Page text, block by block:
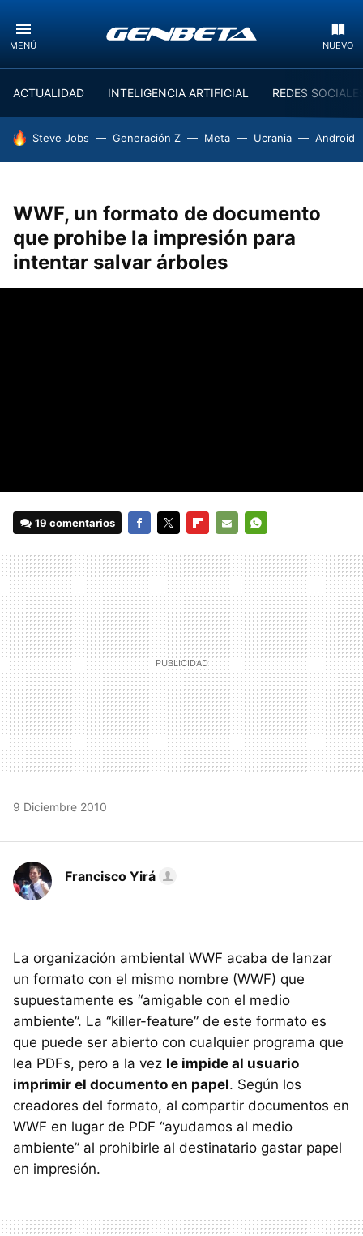
MENÚ NUEVO
ACTUALIDAD INTELIGENCIA ARTIFICIAL REDES
HOY SE HABLA DE
Steve Jobs Generación Z Meta Ucrania Android
WWF, un formato de documento
que prohibe la impresión para
intentar salvar árboles
19 comentarios
MAIL
9 Diciembre 2010
Francisco Yirá
La organización ambiental WWF acaba de lanzar
un formato con el mismo nombre (WWF) que
supuestamente es “amigable con el medio
ambiente”. La “killer-feature” de este formato es
que puede ser abierto con cualquier programa que
lea PDFs, pero a la vez le impide al usuario
imprimir el documento en papel. Según los
creadores del formato, al compartir documentos en
WWF en lugar de PDF “ayudamos al medio
ambiente” al prohibirle al destinatario gastar papel
en impresión.